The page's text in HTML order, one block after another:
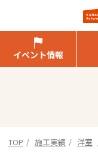
イベント情報
TOP 施工実績 洋室